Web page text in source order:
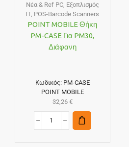
Νέα & Ref PC, Εξοπλισμός
IT, POS-Barcode Scanners
POINT MOBILE Θήκη
PM-CASE Για PM30,
Διάφανη
Κωδικός: PM-CASE
POINT MOBILE
32,26 €